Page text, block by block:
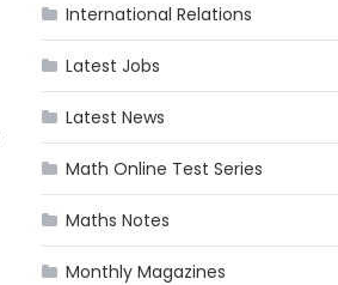
International Relations
Latest Jobs
Latest News
Math Online Test Series
Maths Notes
Monthly Magazines